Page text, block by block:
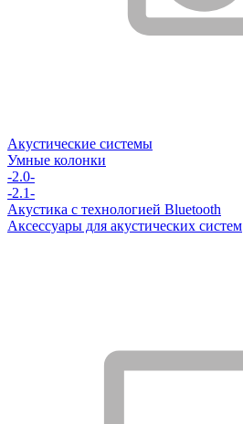
Акустические системы
Умные колонки
-2.0-
-2.1-
Акустика с технологией Bluetooth
Аксессуары для акустических систем